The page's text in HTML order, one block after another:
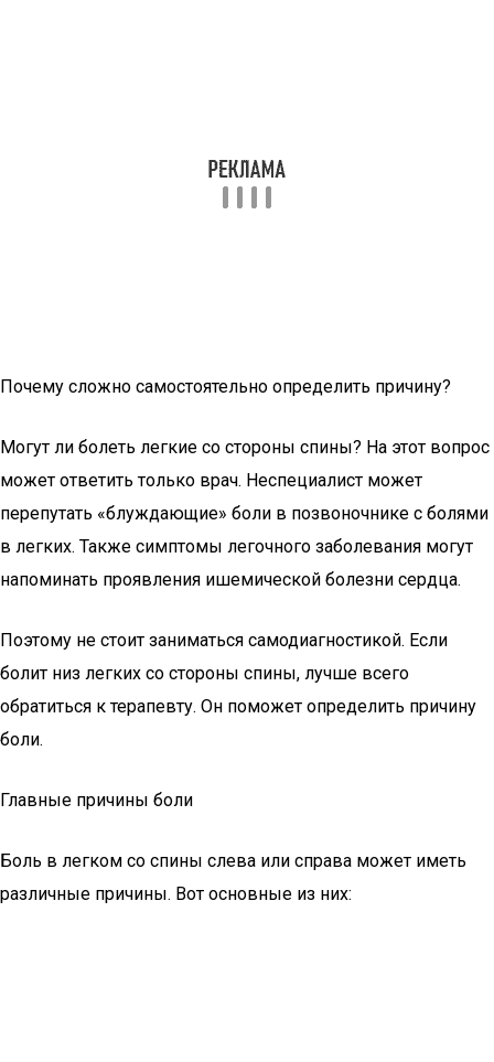
Почему сложно самостоятельно определить причину?
Могут ли болеть легкие со стороны спины? На этот вопрос
может ответить только врач. Неспециалист может
перепутать «блуждающие» боли в позвоночнике с болями
в легких. Также симптомы легочного заболевания могут
напоминать проявления ишемической болезни сердца.
Поэтому не стоит заниматься самодиагностикой. Если
болит низ легких со стороны спины, лучше всего
обратиться к терапевту. Он поможет определить причину
боли.
Главные причины боли
Боль в легком со спины слева или справа может иметь
различные причины. Вот основные из них: